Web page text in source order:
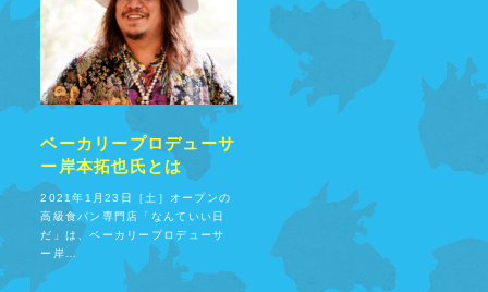
ベーカリープロデューサ
ー岸本拓也氏とは
2021年1月23日［土］オープンの
高級食パン専門店「なんていい日
だ」は、ベーカリープロデューサ
ー岸…